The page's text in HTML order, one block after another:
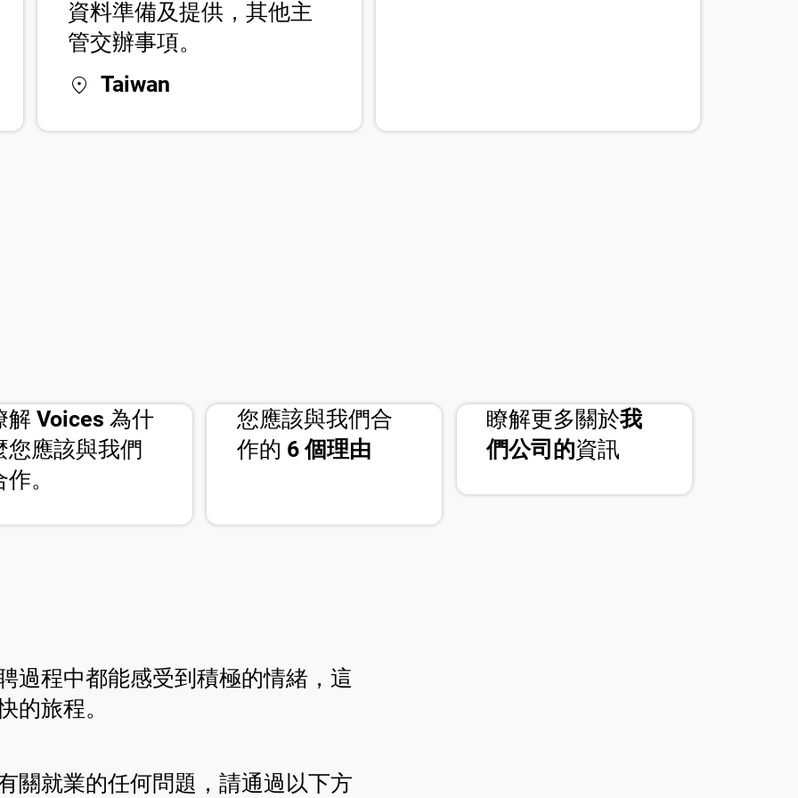
資料準備及提供，其他主
管交辦事項。
location_on Taiwan
comment
解 Voices 為什
您應該與我們
。
handshake
您應該與我們合
作的 6 個理由 domain
瞭解更多關於我
們公司的資訊
過程中都能感受到積極的情緒，這
的旅程。
關就業的任何問題，請通過以下方